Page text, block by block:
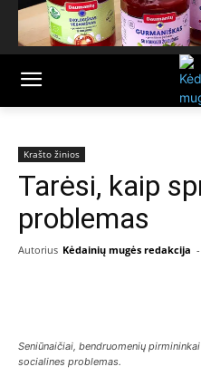
Krašto žinios
Tarėsi, kaip
problemas
Autorius Kėdainių mugės redakcija -
Seniūnaičiai, bendruomenių
socialines problemas.